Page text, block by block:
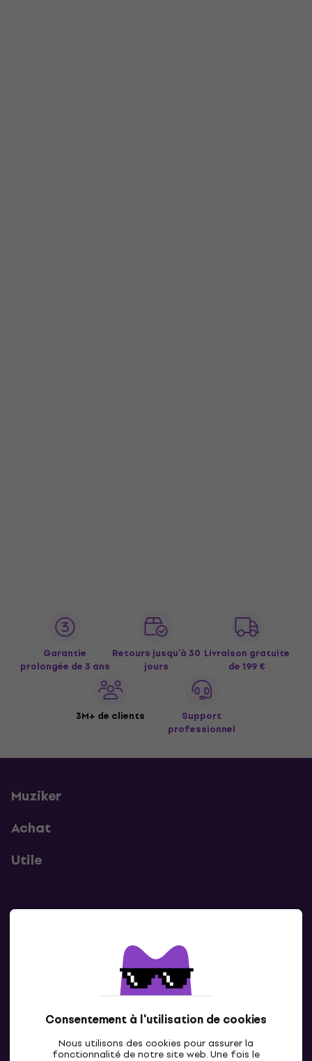
Consentement à l'utilisation de cookies
Nous utilisons des cookies pour assurer la
fonctionnalité de notre site web. Une fois le
Garantie
prolongée de 3 ans
Retours jusqu’à 30
jours
Livraison gratuite
de 199 €
3M+ de clients
Support
professionnel
Muziker
Achat
Utile
Contacte nous